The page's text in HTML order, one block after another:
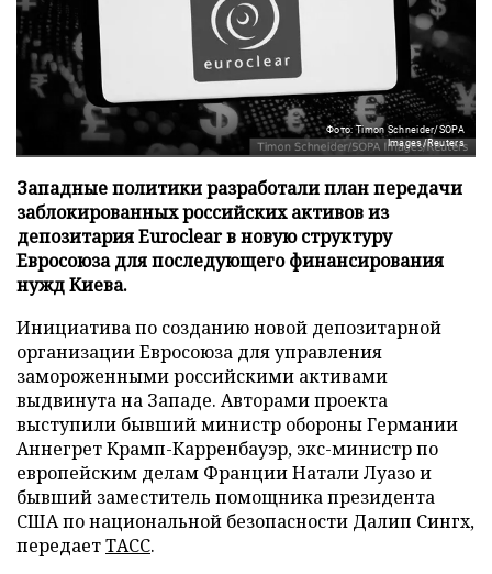
Фото: Timon Schneider/SOPA
Images/Reuters
Западные политики разработали план передачи
заблокированных российских активов из
депозитария Euroclear в новую структуру
Евросоюза для последующего финансирования
нужд Киева.
Инициатива по созданию новой депозитарной
организации Евросоюза для управления
замороженными российскими активами
выдвинута на Западе. Авторами проекта
выступили бывший министр обороны Германии
Аннегрет Крамп-Карренбауэр, экс-министр по
европейским делам Франции Натали Луазо и
бывший заместитель помощника президента
США по национальной безопасности Далип Сингх,
передаетТАСС.